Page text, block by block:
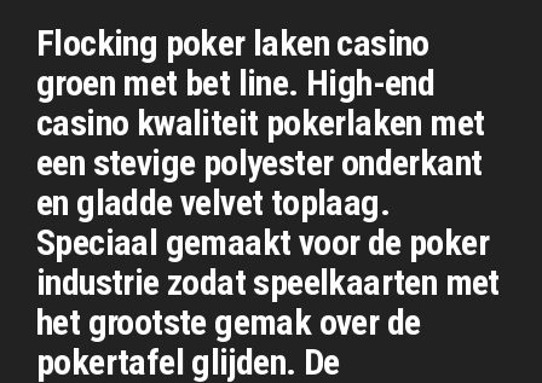
Flocking poker laken casino
groen met bet line. High-end
casino kwaliteit pokerlaken met
een stevige polyester onderkant
en gladde velvet toplaag.
Speciaal gemaakt voor de poker
industrie zodat speelkaarten met
het grootste gemak over de
pokertafel glijden. De